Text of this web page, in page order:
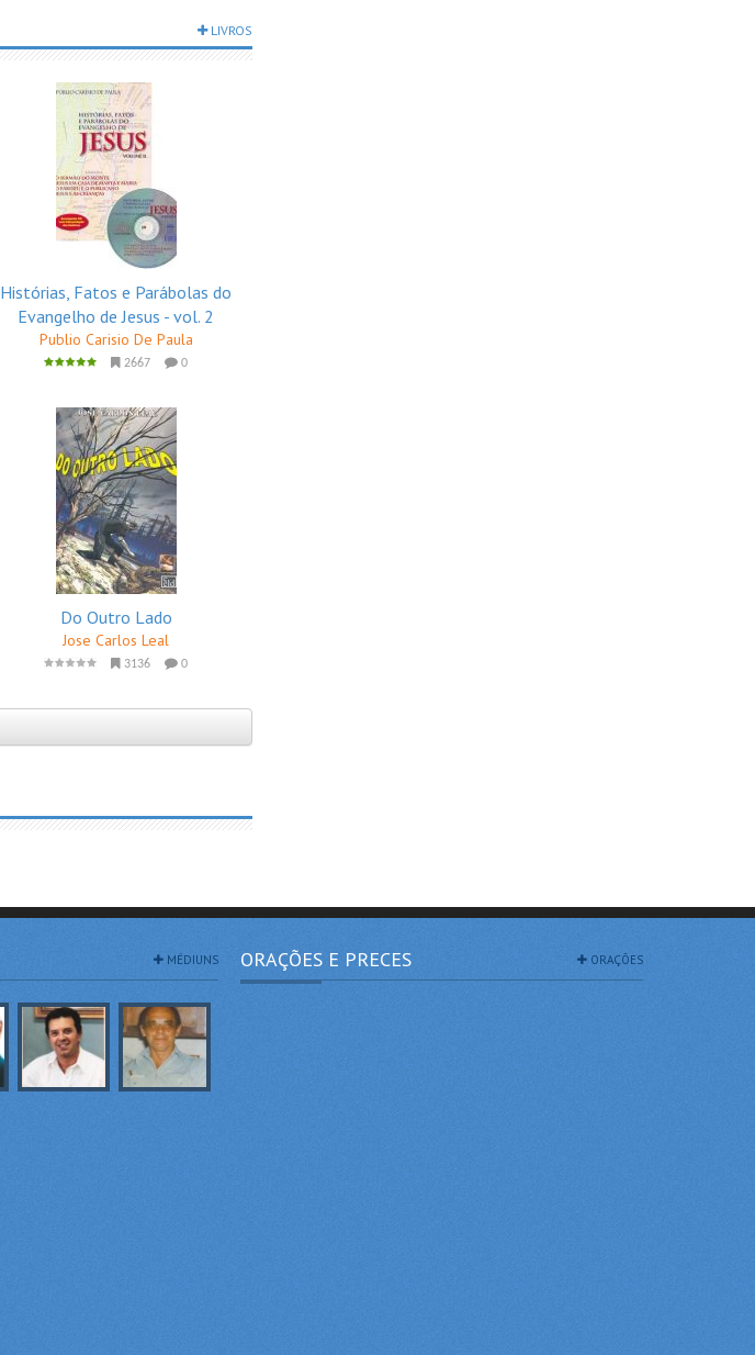
LIVROS
Histórias, Fatos e Parábolas do
Evangelho de Jesus - vol. 2
Publio Carisio De Paula
2667 0
Do Outro Lado
Jose Carlos Leal
3136 0
MÉDIUNS ORAÇÕES E PRECES ORAÇÕES